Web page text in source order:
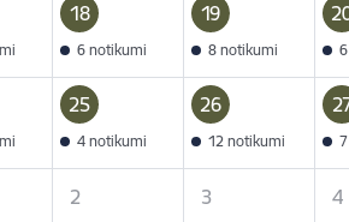
18
6 notikumi
19
8 notikumi
25
4 notikumi
26
12 notikumi
2 3 4